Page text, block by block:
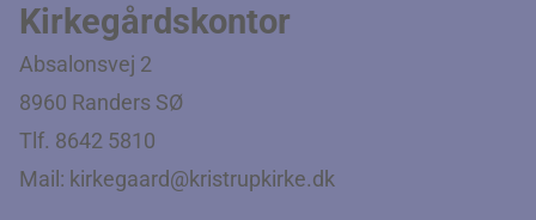
Kirkegårdskontor
Absalonsvej 2
8960 Randers SØ
Tlf. 8642 5810
Mail: kirkegaard@kristrupkirke.dk